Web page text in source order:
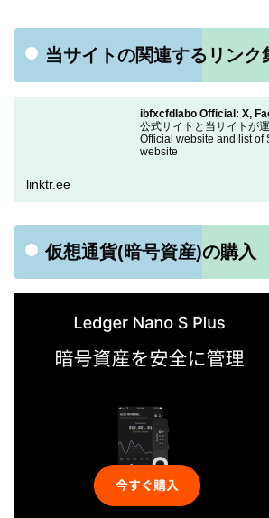
当サイトの関連するリンク
ibfxcfdlabo Official: X,
公式サイトと当サイトが
Official website and list of
website
linktr.ee
仮想通貨(暗号資産)の購入